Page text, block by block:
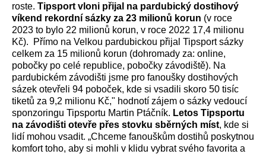
roste. Tipsport vloni přijal na pardubický dostihový
víkend rekordní sázky za 23 milionů korun (v roce
2023 to bylo 22 milionů korun, v roce 2022 17,4 milionu
Kč). Přímo na Velkou pardubickou přijal Tipsport sázky
celkem za 15 milionů korun (dohromady za: online,
pobočky po celé republice, pobočky závodiště). Na
pardubickém závodišti jsme pro fanoušky dostihových
sázek otevřeli 94 poboček, kde si vsadili skoro 50 tisíc
tiketů za 9,2 milionu Kč," hodnotí zájem o sázky vedoucí
sponzoringu Tipsportu Martin Ptáčník. Letos Tipsportu
na závodišti otevře přes stovku sběrných míst, kde si
lidí mohou vsadit. „Chceme fanouškům dostihů poskytnou
komfort toho, aby si mohli v klidu vybrat svého favorita a